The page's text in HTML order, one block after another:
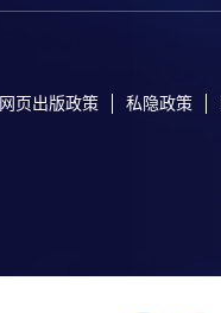
网页出版政策 私隐政策